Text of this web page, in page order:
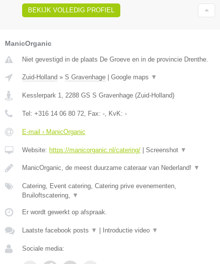
BEKIJK VOLLEDIG PROFIEL
ManicOrganic
Niet gevestigd in de plaats De Groeve en in de provincie Drenthe.
Zuid-Holland » S Gravenhage Google maps ▼
Kesslerpark 1, 2288 GS S Gravenhage (Zuid-Holland)
Tel: +316 14 06 80 72, Fax: -, KvK: -
E-mail › ManicOrganic
Website: https://manicorganic.nl/catering/ Screenshot ▼
ManicOrganic, de meest duurzame cateraar van Nederland! ▼
Catering, Event catering, Catering prive evenementen,
Bruiloftscatering, ▼
Er wordt gewerkt op afspraak.
Laatste facebook posts ▼ Introductie video ▼
Sociale media: